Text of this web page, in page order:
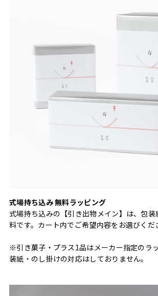
式場持ち込み 無料ラッピング
式場持ち込みの【引き出物メイン】は、包
料です。カート内でご希望内容をお選びくだ
※引き菓子・プラス1品はメーカー指定のラ
装紙・のし掛けの対応はしておりません。